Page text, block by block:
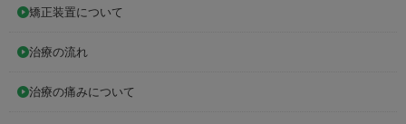
矯正装置について
治療の流れ
治療の痛みについて